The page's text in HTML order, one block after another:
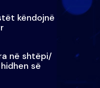
këndojnë
në shtëpi/
së